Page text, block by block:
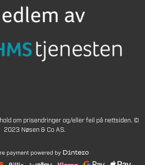
om prisendringer og/eller feil på nettsiden. ©
2023 Nøsen & Co AS.